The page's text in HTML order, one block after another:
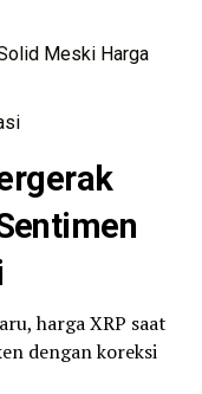
Meski Harga
harga XRP saat
dengan koreksi